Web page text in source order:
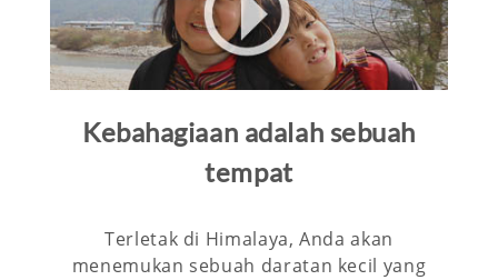
Kebahagiaan adalah sebuah
tempat
Terletak di Himalaya, Anda akan
menemukan sebuah daratan kecil yang